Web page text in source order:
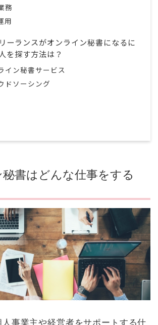
務
用
ーランスがオンライン秘書になるに
を探す方法は？
イン秘書サービス
ドソーシング
書はどんな仕事をする
事業主や経営者をサポートする仕